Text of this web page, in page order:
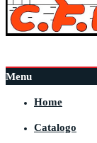
Menu
Home
Catalogo